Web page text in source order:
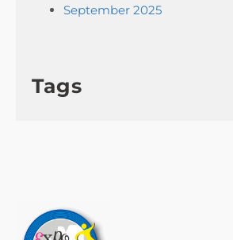
September 2025
Tags